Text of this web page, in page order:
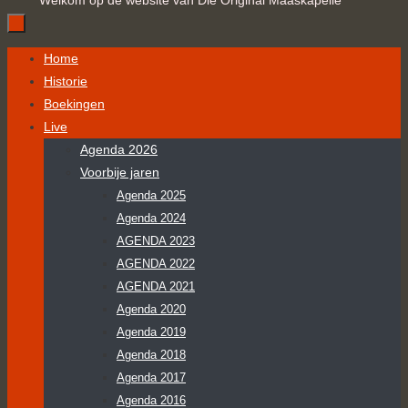
naar
inhoud
Home
Historie
Boekingen
Live
Agenda 2026
Voorbije jaren
Agenda 2025
Agenda 2024
AGENDA 2023
AGENDA 2022
AGENDA 2021
Agenda 2020
Agenda 2019
Agenda 2018
Agenda 2017
Agenda 2016